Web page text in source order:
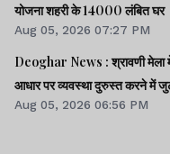
योजना शहरी के 14000 लंबित घर
Aug 05, 2026 07:27 PM
Deoghar News : श्रावणी मेला
आधार पर व्यवस्था दुरुस्त करने में
Aug 05, 2026 06:56 PM